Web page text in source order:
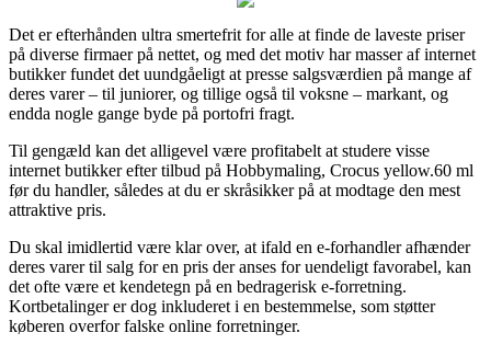
Det er efterhånden ultra smertefrit for alle at finde de laveste priser
på diverse firmaer på nettet, og med det motiv har masser af internet
butikker fundet det uundgåeligt at presse salgsværdien på mange af
deres varer – til juniorer, og tillige også til voksne – markant, og
endda nogle gange byde på portofri fragt.
Til gengæld kan det alligevel være profitabelt at studere visse
internet butikker efter tilbud på Hobbymaling, Crocus yellow.60 ml
før du handler, således at du er skråsikker på at modtage den mest
attraktive pris.
Du skal imidlertid være klar over, at ifald en e-forhandler afhænder
deres varer til salg for en pris der anses for uendeligt favorabel, kan
det ofte være et kendetegn på en bedragerisk e-forretning.
Kortbetalinger er dog inkluderet i en bestemmelse, som støtter
køberen overfor falske online forretninger.